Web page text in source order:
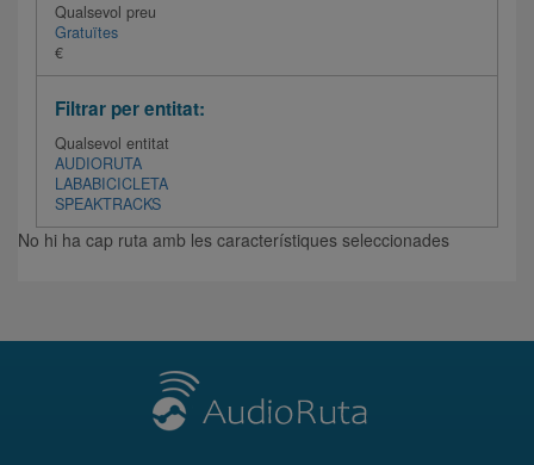
Qualsevol preu
Gratuïtes
€
Filtrar per entitat:
Qualsevol entitat
AUDIORUTA
LABABICICLETA
SPEAKTRACKS
No hi ha cap ruta amb les característiques seleccionades